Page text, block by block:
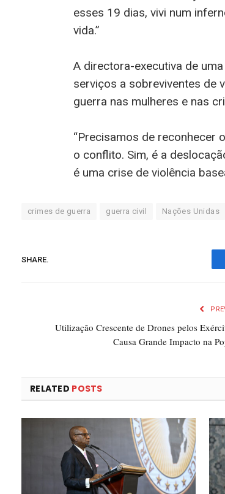
esses 19 dias, vivi num
vida.”
A directora-executiva de
serviços a sobreviventes de
guerra nas mulheres e nas
“Precisamos de reconhecer
o conflito. Sim, é a
é uma crise de violência
crimes de guerra guerra civil Nações Unidas
SHARE.
Utilização Crescente de Drones pelos
Causa Grande Impacto na
RELATED POSTS